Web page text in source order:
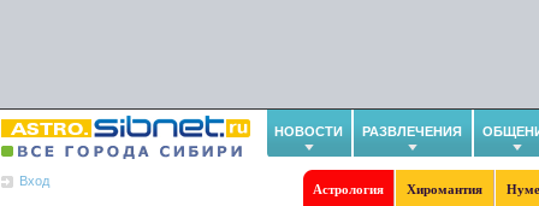
НОВОСТИ РАЗВЛЕЧЕНИЯ
Вход
Астрология Хиромантия